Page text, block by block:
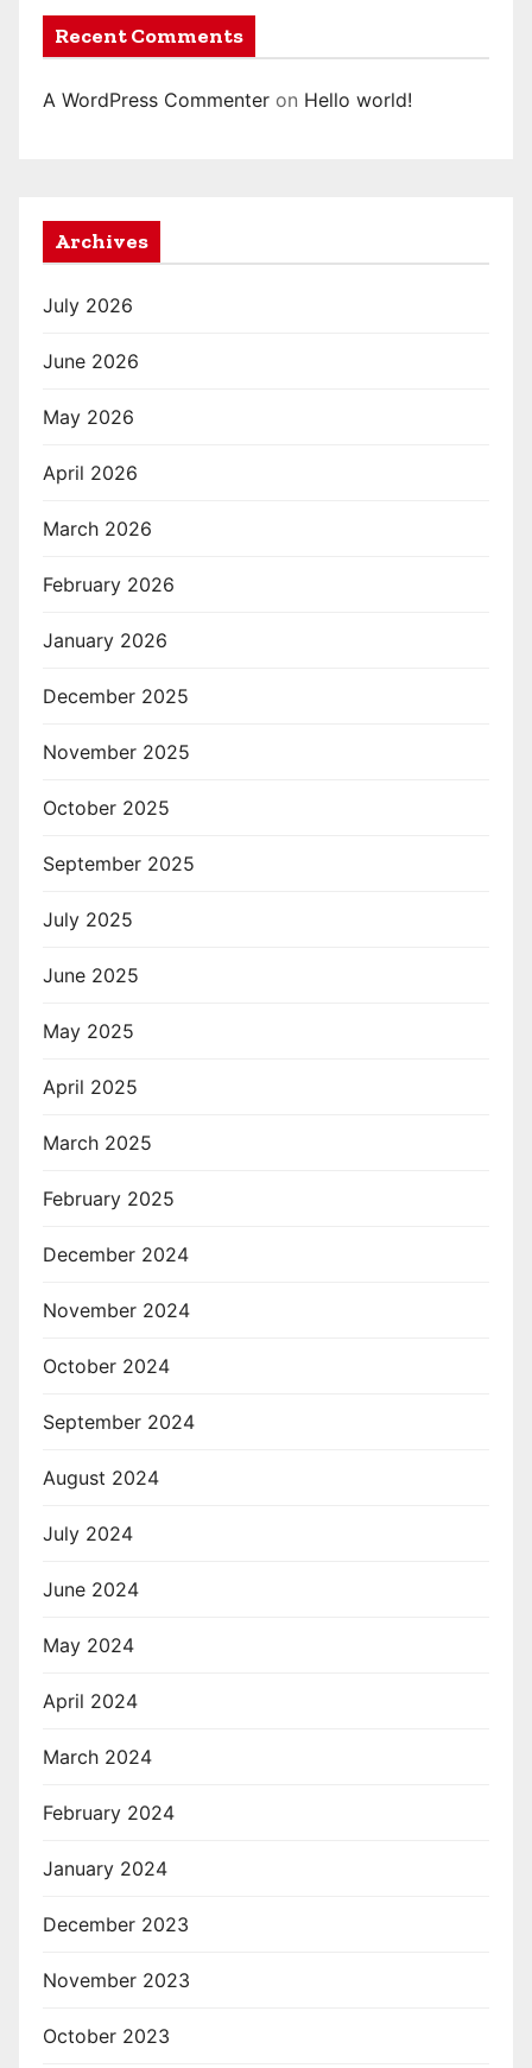
Recent Comments
A WordPress Commenter on Hello world!
Archives
July 2026
June 2026
May 2026
April 2026
March 2026
February 2026
January 2026
December 2025
November 2025
October 2025
September 2025
July 2025
June 2025
May 2025
April 2025
March 2025
February 2025
December 2024
November 2024
October 2024
September 2024
August 2024
July 2024
June 2024
May 2024
April 2024
March 2024
February 2024
January 2024
December 2023
November 2023
October 2023